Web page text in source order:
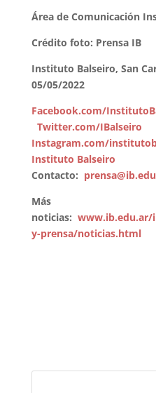
Área de Comunicación
Crédito foto: Prensa IB
Instituto Balseiro, San
05/05/2022
Facebook.com/
Twitter.com/IBalseiro
Instagram.com/
Instituto Balseiro
Contacto:
Más
noticias: www.ib.edu.ar/
y-prensa/noticias.html